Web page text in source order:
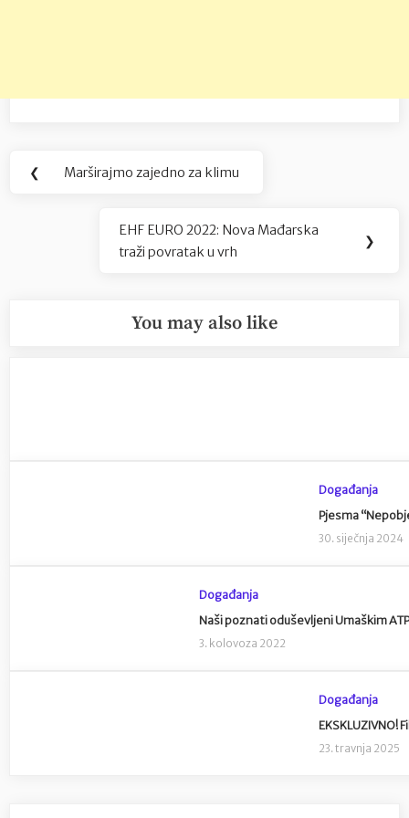
Navigacija
❮
Previous
Marširajmo zajedno za klimu
Next
Post:
EHF EURO 2022: Nova Mađarska
traži povratak u vrh
❯
You may also like
Događanja
Pjesma
30. siječnja 2024
Događanja
Naši poznati oduševljeni Umaškim
3. kolovoza 2022
Događanja
EKSKLUZIVNO!
23. travnja 2025